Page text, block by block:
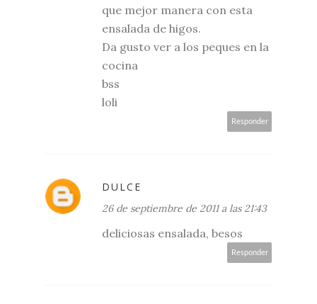
que mejor manera con esta
ensalada de higos.
Da gusto ver a los peques en la
cocina
bss
loli
Responder
DULCE
26 de septiembre de 2011 a las 21:43
deliciosas ensalada, besos
Responder